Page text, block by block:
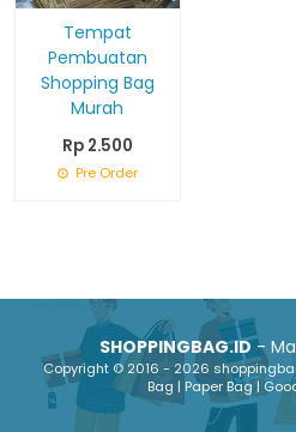
Tempat
Pembuatan
Shopping Bag
Murah
Rp 2.500
Pre Order
SHOPPINGBAG.ID-
Copyright © 2016 - 2026
Bag | Paper Bag |